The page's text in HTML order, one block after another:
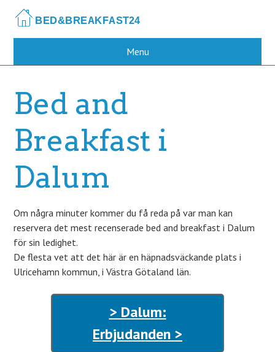
main
Menu
Bed and
Breakfast i
Dalum
Om några minuter kommer du få reda på var man kan
reservera det mest recenserade bed and breakfast i Dalum
för sin ledighet.
De flesta vet att det här är en häpnadsväckande plats i
Ulricehamn kommun, i Västra Götaland län.
> Dalum:
Erbjudanden >